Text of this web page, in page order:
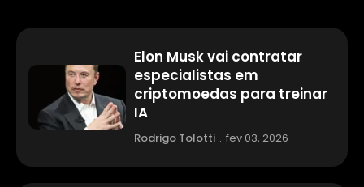
Elon Musk vai contratar
especialistas em
criptomoedas para treinar
IA
Rodrigo Tolotti . fev 03, 2026